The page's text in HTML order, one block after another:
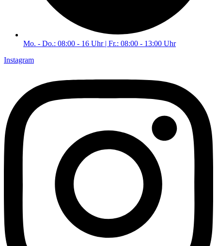
Mo. - Do.: 08:00 - 16 Uhr | Fr.: 08:00 - 13:00 Uhr
Instagram